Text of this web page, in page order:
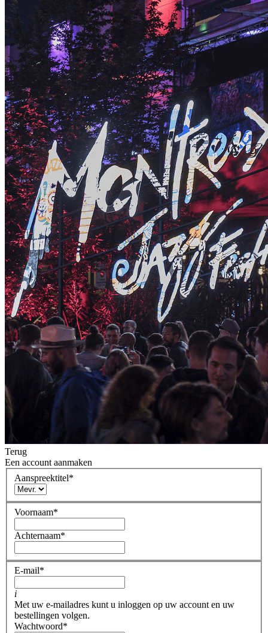
Terug
Een account aanmaken
Aanspreektitel*
Voornaam*
Achternaam*
E-mail*
i
Met uw e-mailadres kunt u inloggen op uw account en uw
bestellingen volgen.
Wachtwoord*